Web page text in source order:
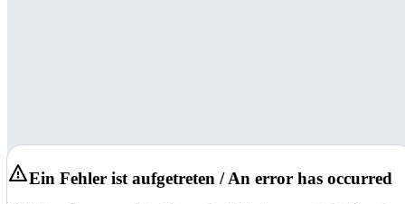
Ein Fehler ist aufgetreten / An error has occurred